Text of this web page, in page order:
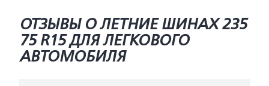
ОТЗЫВЫ О ЛЕТНИЕ ШИНАХ 235
75 R15 ДЛЯ ЛЕГКОВОГО
АВТОМОБИЛЯ